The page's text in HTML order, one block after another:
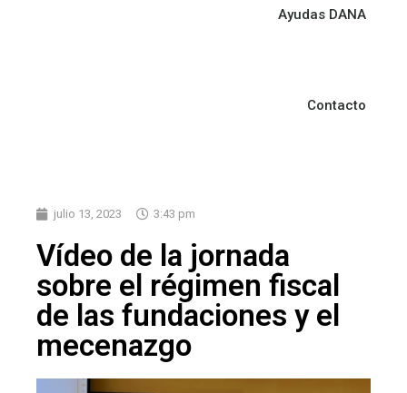
Ayudas DANA
Contacto
julio 13, 2023 3:43 pm
Vídeo de la jornada
sobre el régimen fiscal
de las fundaciones y el
mecenazgo